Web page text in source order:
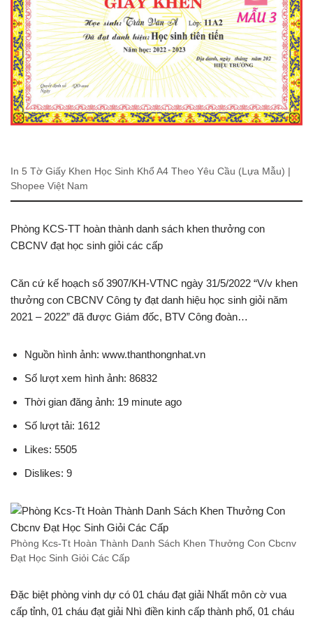
In 5 Tờ Giấy Khen Học Sinh Khổ A4 Theo Yêu Cầu (Lựa Mẫu) |
Shopee Việt Nam
Phòng KCS-TT hoàn thành danh sách khen thưởng con
CBCNV đạt học sinh giỏi các cấp
Căn cứ kế hoạch số 3907/KH-VTNC ngày 31/5/2022 “V/v khen
thưởng con CBCNV Công ty đạt danh hiệu học sinh giỏi năm
2021 – 2022” đã được Giám đốc, BTV Công đoàn…
Nguồn hình ảnh: www.thanthongnhat.vn
Số lượt xem hình ảnh: 86832
Thời gian đăng ảnh: 19 minute ago
Số lượt tải: 1612
Likes: 5505
Dislikes: 9
Phòng Kcs-Tt Hoàn Thành Danh Sách Khen Thưởng Con Cbcnv
Đạt Học Sinh Giỏi Các Cấp
Đặc biệt phòng vinh dự có 01 cháu đạt giải Nhất môn cờ vua
cấp tỉnh, 01 cháu đạt giải Nhì điền kinh cấp thành phố, 01 cháu